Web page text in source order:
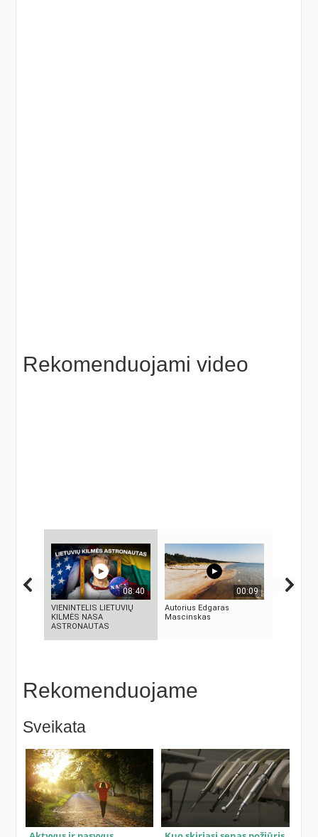
Rekomenduojami video
08:40
VIENINTELIS LIETUVIŲ
KILMĖS NASA
ASTRONAUTAS
00:09
Autorius Edgaras
Mascinskas
Rekomenduojame
Sveikata